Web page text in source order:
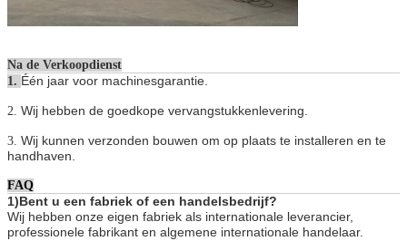
Na de Verkoopdienst
1. Één jaar voor machinesgarantie.
2. Wij hebben de goedkope vervangstukkenlevering.
3. Wij kunnen verzonden bouwen om op plaats te installeren en te
handhaven.
FAQ
1)Bent u een fabriek of een handelsbedrijf?
Wij hebben onze eigen fabriek als internationale leverancier,
professionele fabrikant en algemene internationale handelaar.